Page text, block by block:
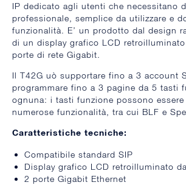
IP dedicato agli utenti che necessitano
professionale, semplice da utilizzare e
funzionalità. E’ un prodotto dal design
di un display grafico LCD
porte di rete Gigabit.
Il T42G uò supportare fino a 3 account
programmare fino a 3 pagine da 5 tasti
ognuna: i tasti funzione possono
numerose funzionalità, tra cui BLF e
Caratteristiche tecniche:
Compatibile standard SIP
Display grafico LCD retroilluminato
2 porte Gigabit Ethernet